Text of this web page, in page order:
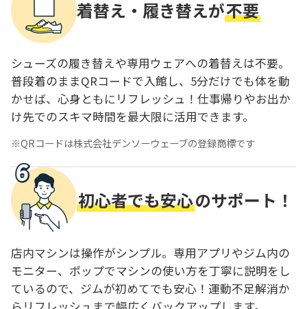
着替え・履き替えが不要
シューズの履き替えや専用ウェアへの着替えは不要。
普段着のままQRコードで入館し、5分だけでも体を動
かせば、心身ともにリフレッシュ！仕事帰りやお出か
け先でのスキマ時間を最大限に活用できます。
QRコードは株式会社デンソーウェーブの登録商標です
初心者でも安心のサポート！
店内マシンは操作がシンプル。専用アプリやジム内の
モニター、ポップでマシンの使い方を丁寧に説明をし
ているので、ジムが初めてでも安心！運動不足解消か